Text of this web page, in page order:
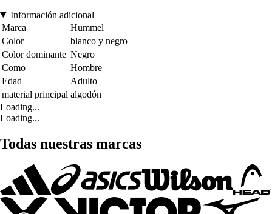
Información adicional
Marca
Hummel
Color
blanco y negro
Color dominante Negro
Como
Hombre
Edad
Adulto
material principal algodón
Loading...
Loading...
Todas nuestras marcas